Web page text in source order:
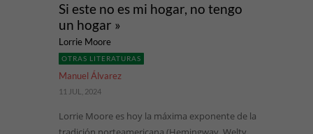
Si este no es mi hogar, no tengo
un hogar »
Lorrie Moore
OTRAS LITERATURAS
Manuel Álvarez
11 JUL, 2024
Lorrie Moore es hoy la máxima exponente de la